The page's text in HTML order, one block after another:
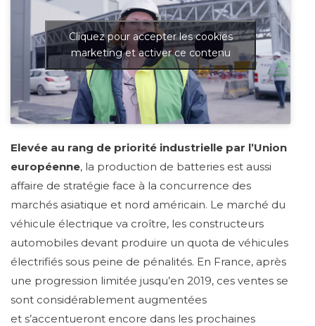
Cliquez pour accepter les cookies
marketing et activer ce contenu
Elevée au rang de priorité industrielle par l’Union
européenne, la production de batteries est aussi
affaire de stratégie face à la concurrence des
marchés asiatique et nord américain. Le marché du
véhicule électrique va croître, les constructeurs
automobiles devant produire un quota de véhicules
électrifiés sous peine de pénalités. En France, après
une progression limitée jusqu’en 2019, ces ventes se
sont considérablement augmentées
et s’accentueront encore dans les prochaines